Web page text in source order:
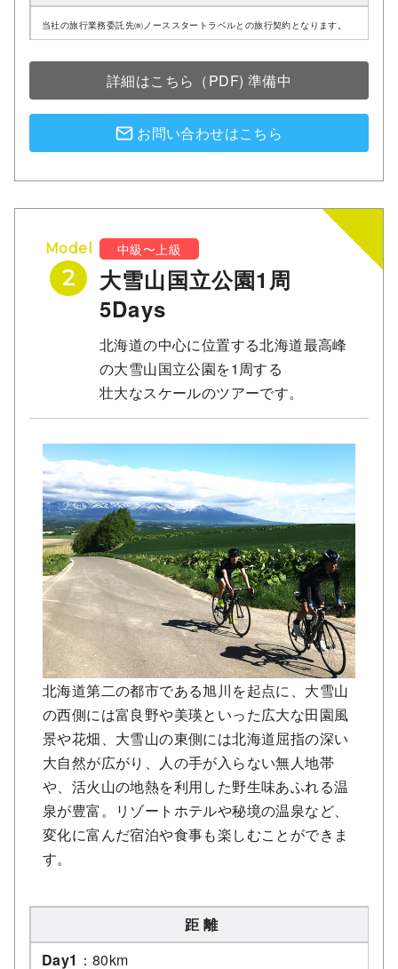
当社の旅行業務委託先㈱ノーススタートラベルとの旅行契約となります。
詳細はこちら（PDF) 準備中
お問い合わせはこちら
Model
2
中級〜上級
大雪山国立公園1周
5Days
北海道の中心に位置する北海道最高峰
の大雪山国立公園を1周する
壮大なスケールのツアーです。
北海道第二の都市である旭川を起点に、大雪山
の西側には富良野や美瑛といった広大な田園風
景や花畑、大雪山の東側には北海道屈指の深い
大自然が広がり、人の手が入らない無人地帯
や、活火山の地熱を利用した野生味あふれる温
泉が豊富。リゾートホテルや秘境の温泉など、
変化に富んだ宿泊や食事も楽しむことができま
す。
距 離
Day1 ：80km